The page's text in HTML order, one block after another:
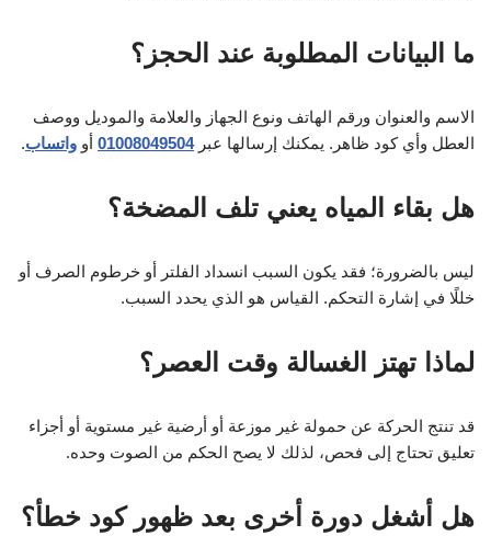
ما البيانات المطلوبة عند الحجز؟
الاسم والعنوان ورقم الهاتف ونوع الجهاز والعلامة والموديل ووصف
العطل وأي كود ظاهر. يمكنك إرسالها عبر01008049504 أو واتساب.
هل بقاء المياه يعني تلف المضخة؟
ليس بالضرورة؛ فقد يكون السبب انسداد الفلتر أو خرطوم الصرف أو
خللًا في إشارة التحكم. القياس هو الذي يحدد السبب.
لماذا تهتز الغسالة وقت العصر؟
قد تنتج الحركة عن حمولة غير موزعة أو أرضية غير مستوية أو أجزاء
تعليق تحتاج إلى فحص، لذلك لا يصح الحكم من الصوت وحده.
هل أشغل دورة أخرى بعد ظهور كود خطأ؟